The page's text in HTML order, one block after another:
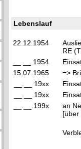
Lebenslauf
22.12.1954
RE
__.__.1954
15.07.1965
=>
__.__.19xx
__.__.19xx
__.__.199x
an
[über